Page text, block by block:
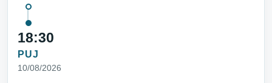
18:30
PUJ
10/08/2026